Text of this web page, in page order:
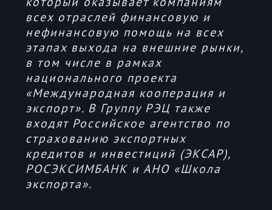
всех отраслей финансовую и
нефинансовую помощь на всех
этапах выхода на внешние рынки,
в том числе в рамках
национального проекта
«Международная кооперация и
экспорт». В Группу РЭЦ также
входят Российское агентство по
страхованию экспортных
кредитов и инвестиций (ЭКСАР),
РОСЭКСИМБАНК и АНО «Школа
экспорта».